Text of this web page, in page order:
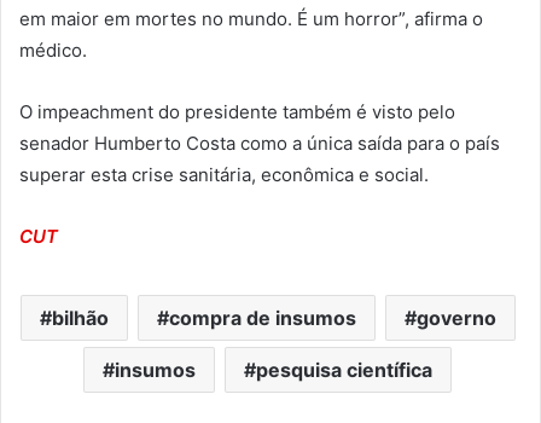
em maior em mortes no mundo. É um horror”, afirma o
médico.
O impeachment do presidente também é visto pelo
senador Humberto Costa como a única saída para o país
superar esta crise sanitária, econômica e social.
CUT
bilhão compra de insumos governo
insumos pesquisa científica